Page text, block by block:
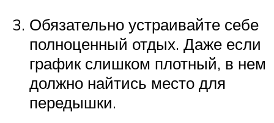
Обязательно устраивайте себе
полноценный отдых. Даже если
график слишком плотный, в нем
должно найтись место для
передышки.